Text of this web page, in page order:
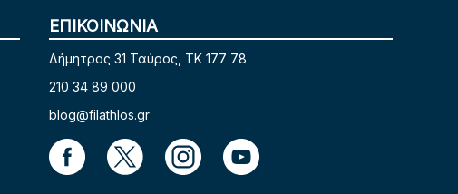
ΕΠΙΚΟΙΝΩΝΙΑ
Δήμητρος 31 Ταύρος, TK 177 78
210 34 89 000
blog@filathlos.gr